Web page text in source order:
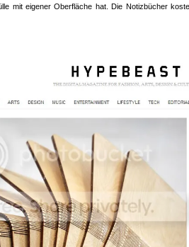
mit eigener Oberfläche hat. Die Notizbücher